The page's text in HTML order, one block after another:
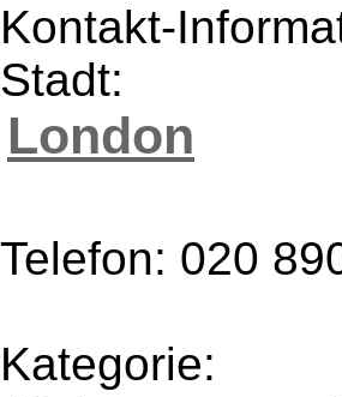
Kontakt-
Stadt:
London
Telefon: 020
Kategorie: